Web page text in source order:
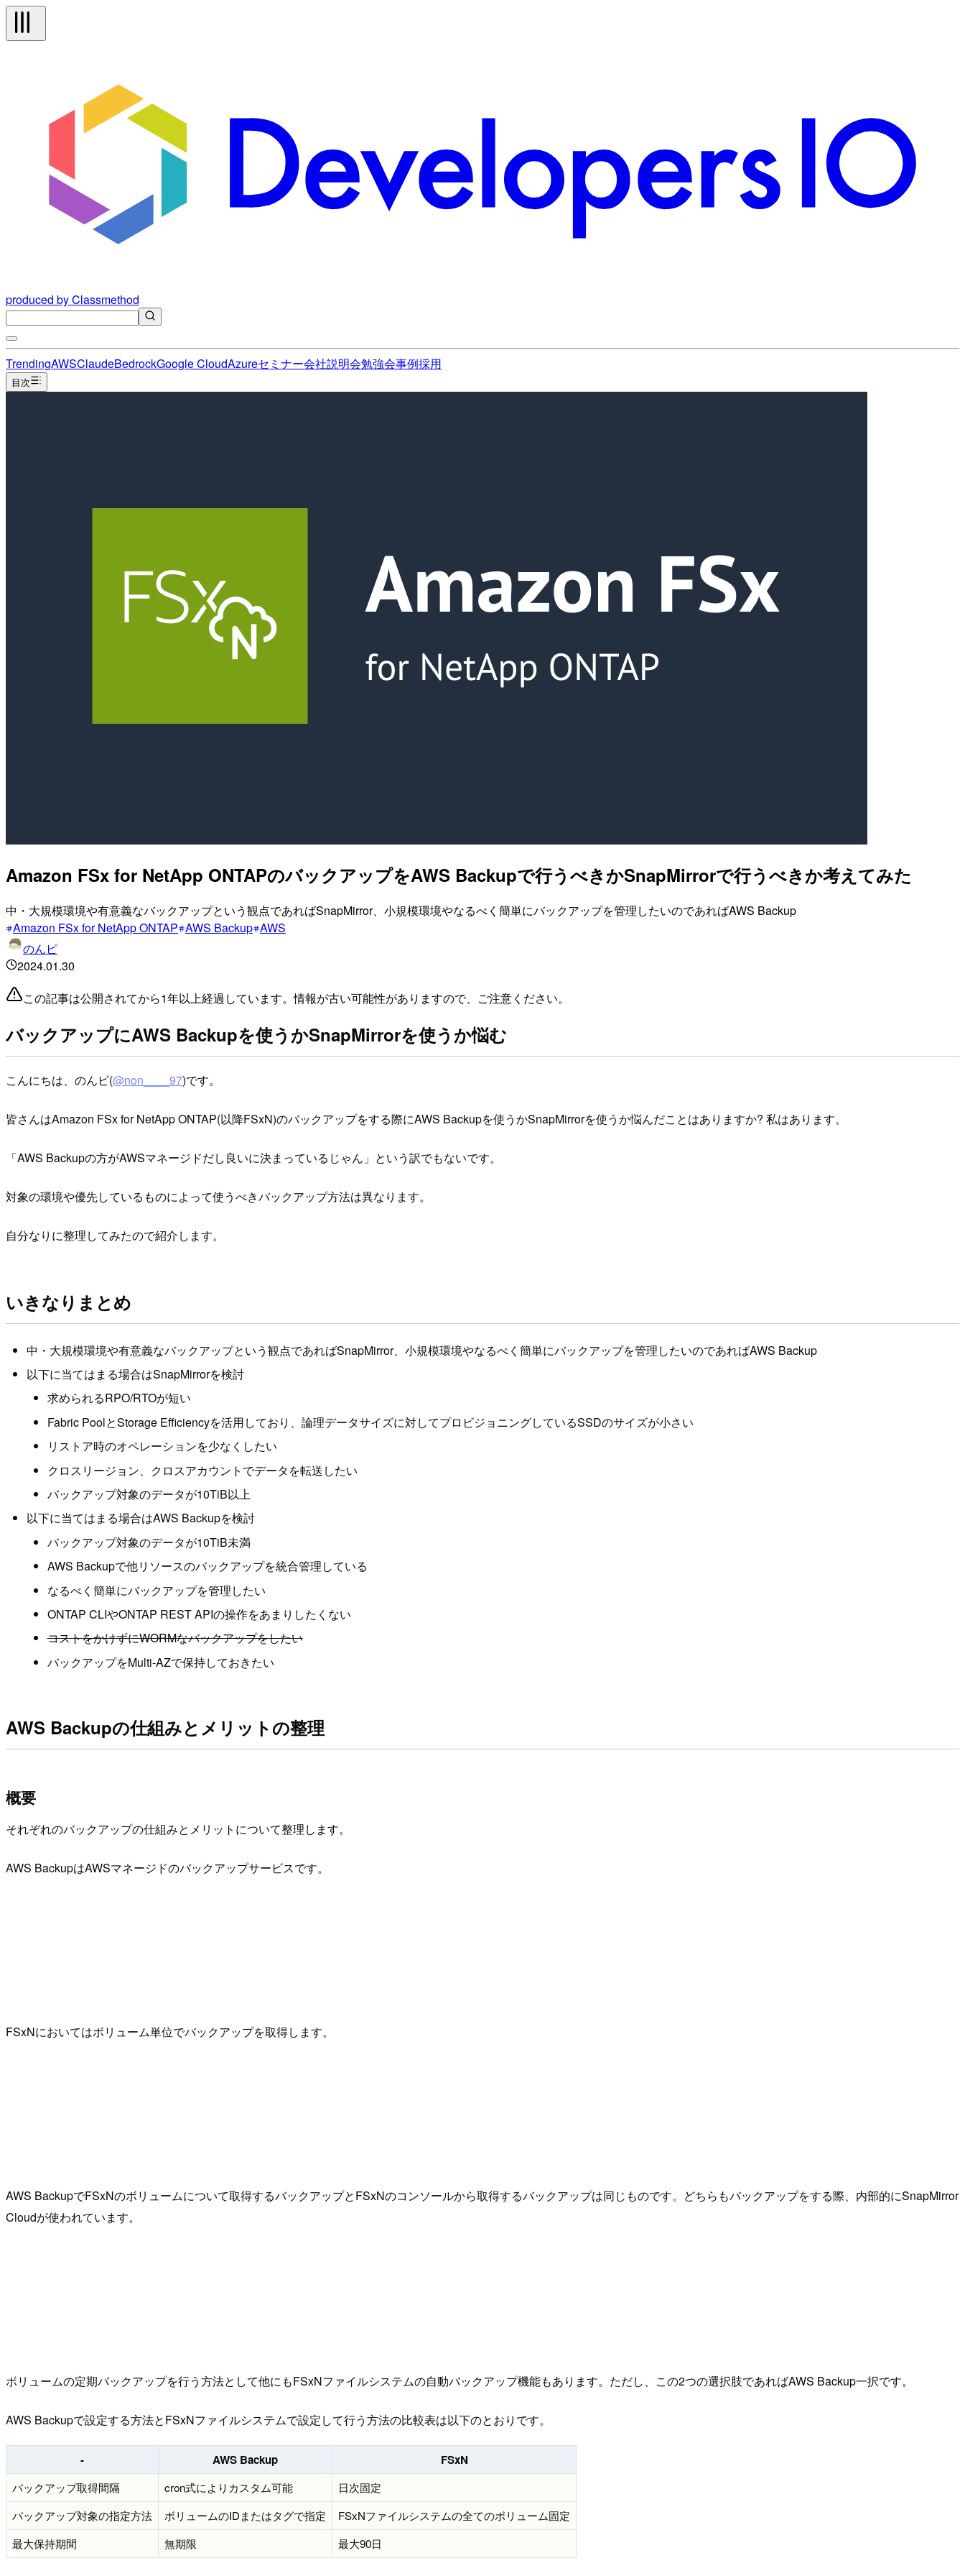
produced by Classmethod
TrendingAWSClaudeBedrockGoogle CloudAzureセミナー会社説明会勉強会事例採用
目次
Amazon FSx for NetApp ONTAPのバックアップをAWS Backupで行うべきかSnapMirrorで行うべきか考えてみた
中・大規模環境や有意義なバックアップという観点であればSnapMirror、小規模環境やなるべく簡単にバックアップを管理したいのであればAWS Backup
Amazon FSx for NetApp ONTAP AWS Backup AWS
のんピ
2024.01.30
この記事は公開されてから1年以上経過しています。情報が古い可能性がありますので、ご注意ください。
バックアップにAWS Backupを使うかSnapMirrorを使うか悩む
こんにちは、のんピ(@non____97)です。
皆さんはAmazon FSx for NetApp ONTAP(以降FSxN)のバックアップをする際にAWS Backupを使うかSnapMirrorを使うか悩んだことはありますか? 私はあります。
「AWS Backupの方がAWSマネージドだし良いに決まっているじゃん」という訳でもないです。
対象の環境や優先しているものによって使うべきバックアップ方法は異なります。
自分なりに整理してみたので紹介します。
いきなりまとめ
中・大規模環境や有意義なバックアップという観点であればSnapMirror、小規模環境やなるべく簡単にバックアップを管理したいのであればAWS Backup
以下に当てはまる場合はSnapMirrorを検討
求められるRPO/RTOが短い
Fabric PoolとStorage Efficiencyを活用しており、論理データサイズに対してプロビジョニングしているSSDのサイズが小さい
リストア時のオペレーションを少なくしたい
クロスリージョン、クロスアカウントでデータを転送したい
バックアップ対象のデータが10TiB以上
以下に当てはまる場合はAWS Backupを検討
バックアップ対象のデータが10TiB未満
AWS Backupで他リソースのバックアップを統合管理している
なるべく簡単にバックアップを管理したい
ONTAP CLIやONTAP REST APIの操作をあまりしたくない
コストをかけずにWORMなバックアップをしたい
バックアップをMulti-AZで保持しておきたい
AWS Backupの仕組みとメリットの整理
概要
それぞれのバックアップの仕組みとメリットについて整理します。
AWS BackupはAWSマネージドのバックアップサービスです。
FSxNにおいてはボリューム単位でバックアップを取得します。
AWS BackupでFSxNのボリュームについて取得するバックアップとFSxNのコンソールから取得するバックアップは同じものです。どちらもバックアップをする際、内部的にSnapMirror
Cloudが使われています。
ボリュームの定期バックアップを行う方法として他にもFSxNファイルシステムの自動バックアップ機能もあります。ただし、この2つの選択肢であればAWS Backup一択です。
AWS Backupで設定する方法とFSxNファイルシステムで設定して行う方法の比較表は以下のとおりです。
- AWS Backup FSxN
バックアップ取得間隔 cron式によりカスタム可能
日次固定
バックアップ対象の指定方法
ボリュームのIDまたはタグで指定
FSxNファイルシステムの全てのボリューム固定
最大保持期間
無期限 最大90日